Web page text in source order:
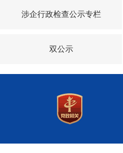
涉企行政检查公示专栏
双公示